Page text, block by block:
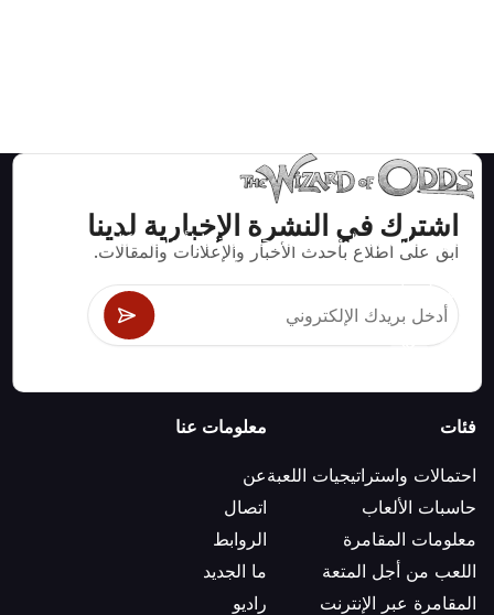
اشترك في النشرة الإخبارية لدينا
ابق على اطلاع بأحدث الأخبار والإعلانات والمقالات.
استراتيجيات ومعلومات صحيحة رياضيا لألعاب الكازينو مثل
البلاك جاك وكرابس والروليت ومئات الألعاب الأخرى التي
يمكن لعبها.
فئات
احتمالات واستراتيجيات اللعبة
حاسبات الألعاب
معلومات المقامرة
اللعب من أجل المتعة
المقامرة عبر الإنترنت
معلومات عنا
عن
اتصال
الروابط
ما الجديد
راديو